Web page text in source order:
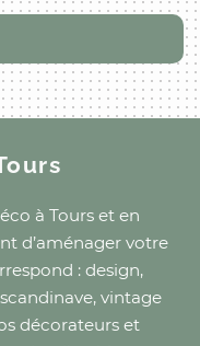
à Tours et en
d’aménager votre
: design,
vintage
décorateurs et